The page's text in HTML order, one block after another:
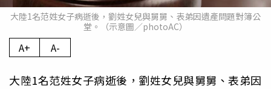
大陸1名范姓女子病逝後，劉姓女兒與舅舅、表弟因遺產問題對簿公
堂。（示意圖／photoAC）
A+ A-
大陸1名范姓女子病逝後，劉姓女兒與舅舅、表弟因